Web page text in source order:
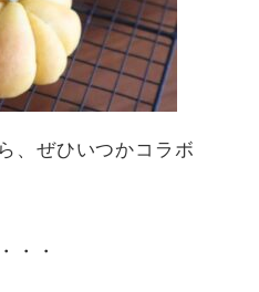
、ぜひいつかコラボ
・・